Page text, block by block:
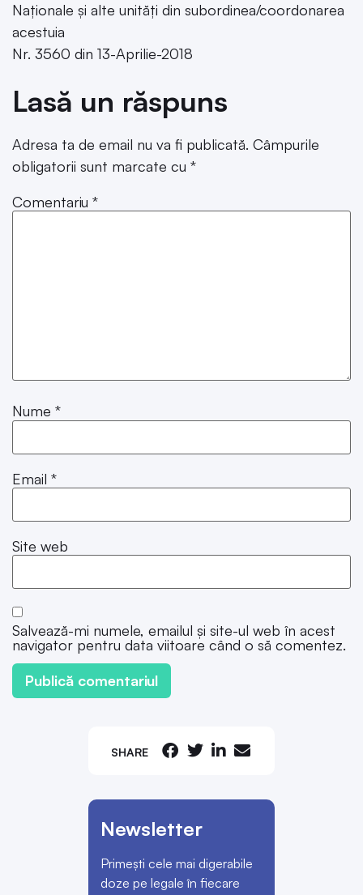
SHARE
Newsletter
Primești cele mai digerabile
doze pe legale în fiecare
Naționale și alte unități din subordinea/coordonarea
acestuia
Nr. 3560 din 13-Aprilie-2018
Lasă un răspuns
Adresa ta de email nu va fi publicată. Câmpurile
obligatorii sunt marcate cu *
Comentariu *
Nume *
Email *
Site web
Salvează-mi numele, emailul și site-ul web în acest
navigator pentru data viitoare când o să comentez.